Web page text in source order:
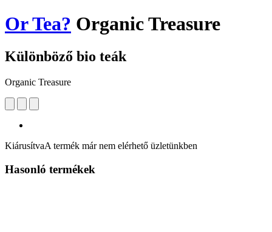
Or Tea? Organic Treasure
Különböző bio teák
Organic Treasure
KiárusítvaA termék már nem elérhető üzletünkben
Hasonló termékek